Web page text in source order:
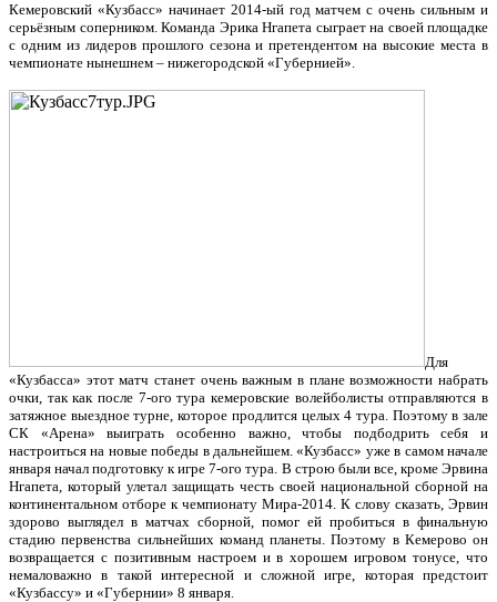
Кемеровский «Кузбасс» начинает 2014-ый год матчем с очень сильным и
серьёзным соперником. Команда Эрика Нгапета сыграет на своей площадке
с одним из лидеров прошлого сезона и претендентом на высокие места в
чемпионате нынешнем – нижегородской «Губернией».
Для
«Кузбасса» этот матч станет очень важным в плане возможности набрать
очки, так как после 7-ого тура кемеровские волейболисты отправляются в
затяжное выездное турне, которое продлится целых 4 тура. Поэтому в зале
СК «Арена» выиграть особенно важно, чтобы подбодрить себя и
настроиться на новые победы в дальнейшем. «Кузбасс» уже в самом начале
января начал подготовку к игре 7-ого тура. В строю были все, кроме Эрвина
Нгапета, который улетал защищать честь своей национальной сборной на
континентальном отборе к чемпионату Мира-2014. К слову сказать, Эрвин
здорово выглядел в матчах сборной, помог ей пробиться в финальную
стадию первенства сильнейших команд планеты. Поэтому в Кемерово он
возвращается с позитивным настроем и в хорошем игровом тонусе, что
немаловажно в такой интересной и сложной игре, которая предстоит
«Кузбассу» и «Губернии» 8 января.